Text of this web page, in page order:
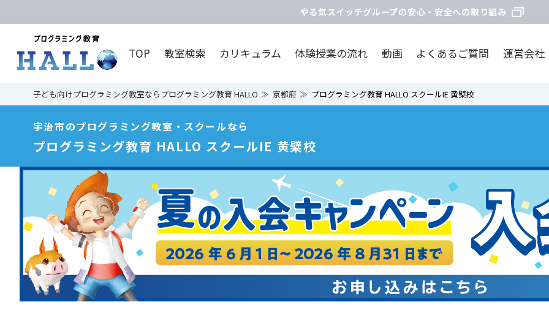
やる気スイッチグループの安心・安全への取り組み
TOP 教室検索 カリキュラム 体験授業の流れ 動画 よくあるご質問 運営会社
子ども向けプログラミング教室ならプログラミング教育 HALLO 京都府 プログラミング教育 HALLO スクールIE 黄檗校
宇治市のプログラミング教室・スクールなら
プログラミング教育 HALLO スクールIE 黄檗校